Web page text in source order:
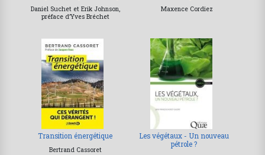
Daniel Suchet et Erik Johnson,
préface d’Yves Bréchet
Maxence Cordiez
Transition énergétique
Bertrand Cassoret
Les végétaux - Un nouveau
pétrole ?